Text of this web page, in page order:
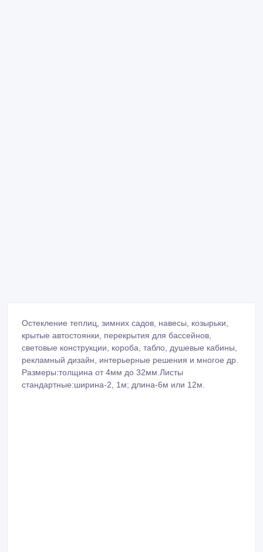
Остекление теплиц, зимних садов, навесы, козырьки,
крытые автостоянки, перекрытия для бассейнов,
световые конструкции, короба, табло, душевые кабины,
рекламный дизайн, интерьерные решения и многое др.
Размеры:толщина от 4мм до 32мм.Листы
стандартные:ширина-2, 1м; длина-6м или 12м.